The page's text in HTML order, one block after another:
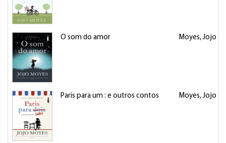
O som do amor Moyes, Jojo
Paris para um : e outros contos Moyes, Jojo